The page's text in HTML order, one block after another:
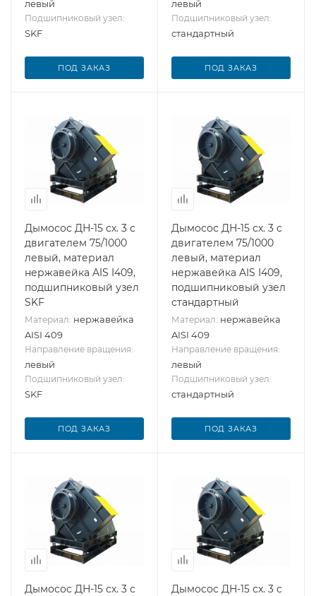
левый
Подшипниковый узел:
SKF
ПОД ЗАКАЗ
левый
Подшипниковый узел:
стандартный
ПОД ЗАКАЗ
Дымосос ДН-15 сх. 3 с
двигателем 75/1000
левый, материал
нержавейка AIS I409,
подшипниковый узел
SKF
Материал: нержавейка
AISI 409
Направление вращения:
левый
Подшипниковый узел:
SKF
ПОД ЗАКАЗ
Дымосос ДН-15 сх. 3 с
двигателем 75/1000
левый, материал
нержавейка AIS I409,
подшипниковый узел
стандартный
Материал: нержавейка
AISI 409
Направление вращения:
левый
Подшипниковый узел:
стандартный
ПОД ЗАКАЗ
Дымосос ДН-15 сх. 3 с
Дымосос ДН-15 сх. 3 с